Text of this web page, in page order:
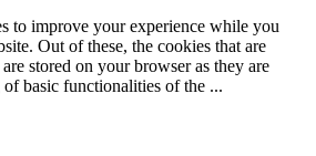
to improve your experience while you
Out of these, the cookies that are
stored on your browser as they are
basic functionalities of the ...